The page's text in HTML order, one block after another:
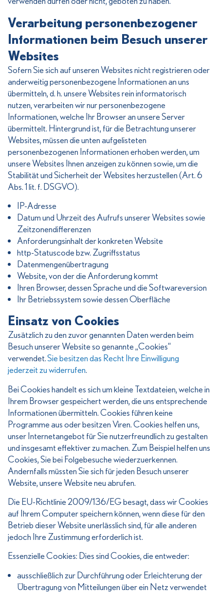
Verarbeitung personenbezogener
Informationen beim Besuch unserer
Websites
Sofern Sie sich auf unseren Websites nicht registrieren oder
anderweitig personenbezogene Informationen an uns
übermitteln, d. h. unsere Websites rein informatorisch
nutzen, verarbeiten wir nur personenbezogene
Informationen, welche Ihr Browser an unsere Server
übermittelt. Hintergrund ist, für die Betrachtung unserer
Websites, müssen die unten aufgelisteten
personenbezogenen Informationen erhoben werden, um
unsere Websites Ihnen anzeigen zu können sowie, um die
Stabilität und Sicherheit der Websites herzustellen (Art. 6
Abs. 1 lit. f. DSGVO).
IP-Adresse
Datum und Uhrzeit des Aufrufs unserer Websites sowie
Zeitzonendifferenzen
Anforderungsinhalt der konkreten Website
http-Statuscode bzw. Zugriffsstatus
Datenmengenübertragung
Website, von der die Anforderung kommt
Ihren Browser, dessen Sprache und die Softwareversion
Ihr Betriebssystem sowie dessen Oberfläche
Einsatz von Cookies
Zusätzlich zu den zuvor genannten Daten werden beim
Besuch unserer Website so genannte „Cookies“
verwendet.Sie besitzen das Recht Ihre Einwilligung
jederzeit zu widerrufen.
Bei Cookies handelt es sich um kleine Textdateien, welche in
Ihrem Browser gespeichert werden, die uns entsprechende
Informationen übermitteln. Cookies führen keine
Programme aus oder besitzen Viren. Cookies helfen uns,
unser Internetangebot für Sie nutzerfreundlich zu gestalten
und insgesamt effektiver zu machen. Zum Beispiel helfen uns
Cookies, Sie bei Folgebesuche wiederzuerkennen.
Andernfalls müssten Sie sich für jeden Besuch unserer
Website, unsere Website neu abrufen.
Die EU-Richtlinie 2009/136/EG besagt, dass wir Cookies
auf Ihrem Computer speichern können, wenn diese für den
Betrieb dieser Website unerlässlich sind, für alle anderen
jedoch Ihre Zustimmung erforderlich ist.
Essenzielle Cookies: Dies sind Cookies, die entweder:
ausschließlich zur Durchführung oder Erleichterung der
Übertragung von Mitteilungen über ein Netz verwendet